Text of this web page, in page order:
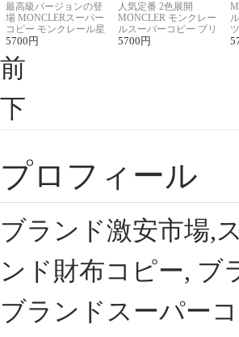
最高級バージョンの登
場 MONCLERスーパー
コピー モンクレール星
座半袖Tシャツ
5700 円
人気定番 2色展開
MONCLER モンクレー
ルスーパーコピー プリ
ント半袖Tシャツ
5700 円
前
下
プロフィール
ブランド激安市場,
ンド財布コピー, ブ
ブランドスーパー